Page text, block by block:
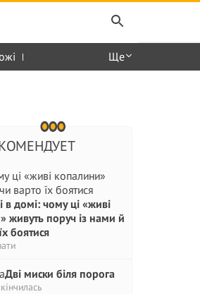
Ще
в домі: чому ці «живі
живуть поруч із нами й
боятися
Дві миски біля порога